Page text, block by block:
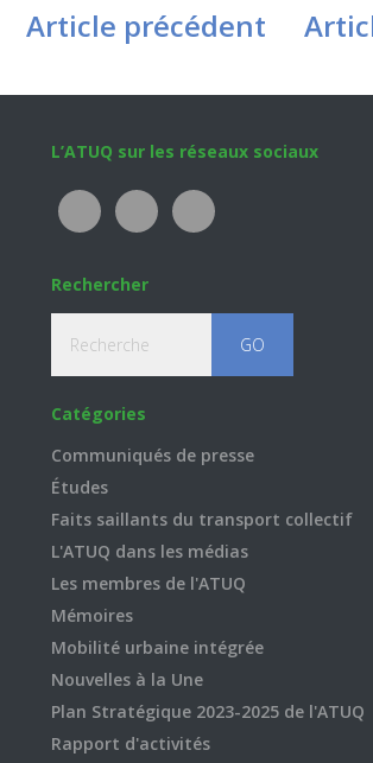
Article précédent
Footer
L’ATUQ sur les réseaux sociaux
Rechercher
Catégories
Communiqués de presse
Études
Faits saillants du transport collectif
L'ATUQ dans les médias
Les membres de l'ATUQ
Mémoires
Mobilité urbaine intégrée
Nouvelles à la Une
Plan Stratégique 2023-2025 de l'ATUQ
Rapport d'activités